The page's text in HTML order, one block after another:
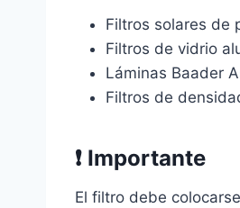
Filtros solares de
Filtros de vidrio
Láminas Baader
Filtros de
❗ Importante
El filtro debe colocarse